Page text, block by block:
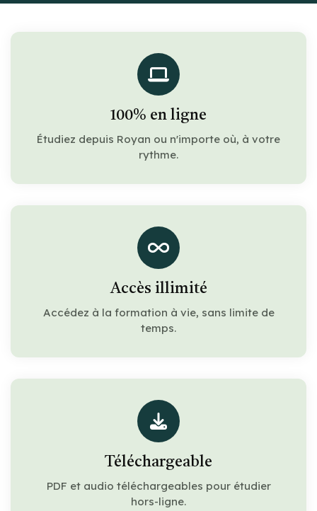
100% en ligne
Étudiez depuis Royan ou n'importe où, à votre
rythme.
Accès illimité
Accédez à la formation à vie, sans limite de
temps.
Téléchargeable
PDF et audio téléchargeables pour étudier
hors-ligne.